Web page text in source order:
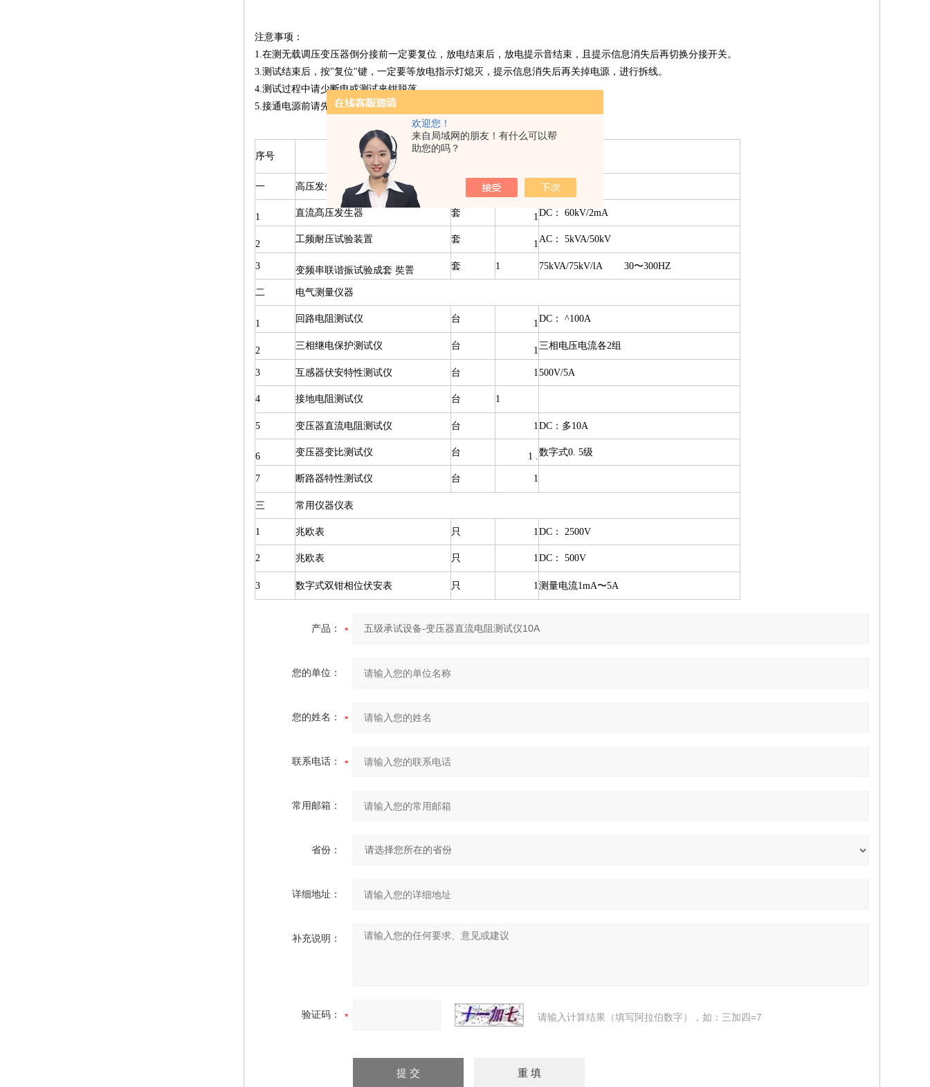
欢迎您！
来自局域网的朋友！有什么可以帮
助您的吗？
注意事项：
1.在测无载调压变压器倒分接前一定要复位，放电结束后，放电提示音结束，且提示信息消失后再切换分接开关。
3.测试结束后，按"复位"键，一定要等放电指示灯熄灭，提示信息消失后再关掉电源，进行拆线。
4.测试过程中请少断电或测试夹钳脱落。
5.接通电源前请先接好地线，测试结束后请后拆地线。
序号 机具设备名称
一 高压发生设备
1 直流髙压发生器 套 1DC： 60kV/2mA
2 工频耐压试验装置 套 1AC： 5kVA/50kV
3 变频串联谐振试验成套 奘詈 套 1 75kVA/75kV/lA 30〜300HZ
二 电气测量仪器
1 回路电阻测试仪 台 1DC： ^100A
2 三相继电保护测试仪 台 1三相电压电流各2组
3 互感器伏安特性测试仪 台 1500V/5A
4 接地电阻测试仪 台 1
5 变压器直流电阻测试仪 台 1DC：多10A
6 变压器变比测试仪 台 1 .数字式0. 5级
7 断路器特性测试仪 台 1
三 常用仪器仪表
1 兆欧表 只 1DC： 2500V
2 兆欧表 只 1DC： 500V
3 数字式双钳相位伏安表 只 1测量电流1mA〜5A
产品：
您的单位：
您的姓名：
联系电话：
常用邮箱：
省份：
详细地址：
补充说明：
验证码： 请输入计算结果（填写阿拉伯数字），如：三加四=7